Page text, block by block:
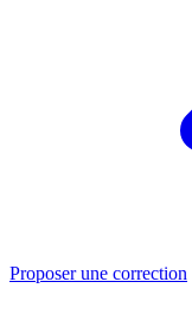
Proposer une correction